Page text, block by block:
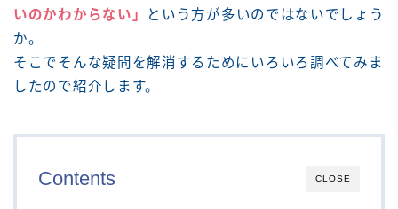
いのかわからない」
という方が多いのではないでしょう
か。
そこでそんな疑問を解消するためにいろいろ調べてみま
したので紹介します。
CLOSE
Contents